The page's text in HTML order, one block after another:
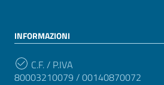
INFORMAZIONI
C.F. / P.IVA
80003210079 / 00140870072